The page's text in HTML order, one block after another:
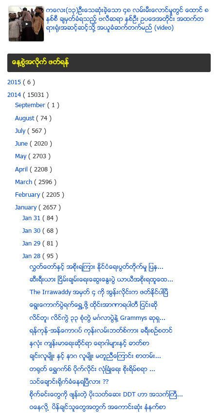
ကေလး(၁၃)ဦးေသဆံုးခဲ့ေသာ ၄၈ လမ္းမီးေလာင္မႈတြင္ ေထာင္ ၈
ႏွစ္စီ ခ်မွတ္ခံရသည့္ ဗလီဆရာ ႏွစ္ဦး ဥပေဒအတိုင္း အထက္တ
ရားရံုးအဆင့္ဆင့္သို႔ အယူခံဆက္တက္မည္ (video)
ေန႔စြဲအလိုက္ ဖတ္ရန္
2015 ( 6 )
2014 ( 15031 )
September ( 1 )
August( 74 )
July( 567 )
June ( 2020 )
May( 2703 )
April ( 2208 )
March ( 2596 )
February( 2205 )
January( 2657 )
Jan 31( 84 )
Jan 30( 68 )
Jan 29( 81 )
Jan 28( 95 )
လႊတ္ေတာ္ႏွင့္ အစိုးရၾကား ႏိုင္ငံေရးပြတ္တိုက္မႈ ျပန...
ဆီးရီးယား ၿငိမ္းခ်မ္းေရးေဆြးေႏြးပဲြ ယာယီအစိုးရထူေထ...
The Irrawaddy အမွတ္ ၄ ကို အြန္းလုိင္းက ဖတ္ႏုိင္ပါၿပီ
ေရြးေကာက္ပဲြရက္ေရႊ႕ဖို႔ ထုိင္းအာဏာရပါတီ ျငင္းဆို
လိင္တူ၊ လိင္ကြဲ ၃၃ စံုတြဲ မဂၤလာပြဲနဲ႔ Grammys ဆုရွ...
ရန္ကုန္-အန္ေကာ၀ပ္ ကုန္းလမ္းဘတ္စ္ကား ခရီးစဥ္စတင္
ႏွလံုး က်န္းမာေရးဆိုင္ရာ ေရာဂါမ်ားႏွင့္ ဓာတ္စာ
ခ်င္းလူမ်ိဳး ႏွင့္ နာဂ လူမ်ိဳး မတူညီေၾကာင္း စာတမ္း...
တ႐ုတ္ ေရႊဂက္စ္ ပိုက္လိုင္း လုံၿခံဳေရး စိုးရိမ္စရာ ...
သင္ေခ်ာင္းရုိက္ခံေနရၿပီလား ??
စိုက္ခင္းေတြကို ဖ်န္းတဲ့ ပိုးသတ္ေဆး DDT ဟာ အသက္ႀကီ...
ဝေနလုိ ့ ပိန္ခ်င္သူေတြအတြက္ အေကာင္းဆံုး နံနက္စာ